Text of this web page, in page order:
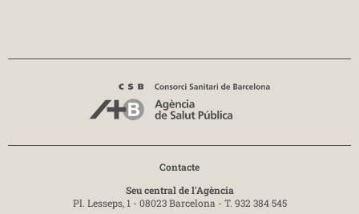
Contacte
Seu central de l'Agència
Pl. Lesseps, 1 - 08023 Barcelona - T. 932 384 545